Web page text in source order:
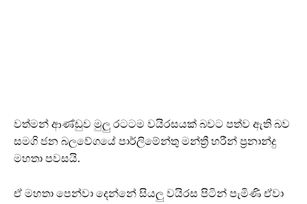
වත්මන් ආණ්ඩුව මුලු රටටම වයිරසයක් බවට පත්ව ඇති බව
සමගි ජන බලවේගයේ පාර්ලිමේන්තු මන්ත්‍රී හරීන් ප්‍රනාන්දු
මහතා පවසයි.
ඒ මහතා පෙන්වා දෙන්නේ සියලු වයිරස පිටින් පැමිණි ඒවා